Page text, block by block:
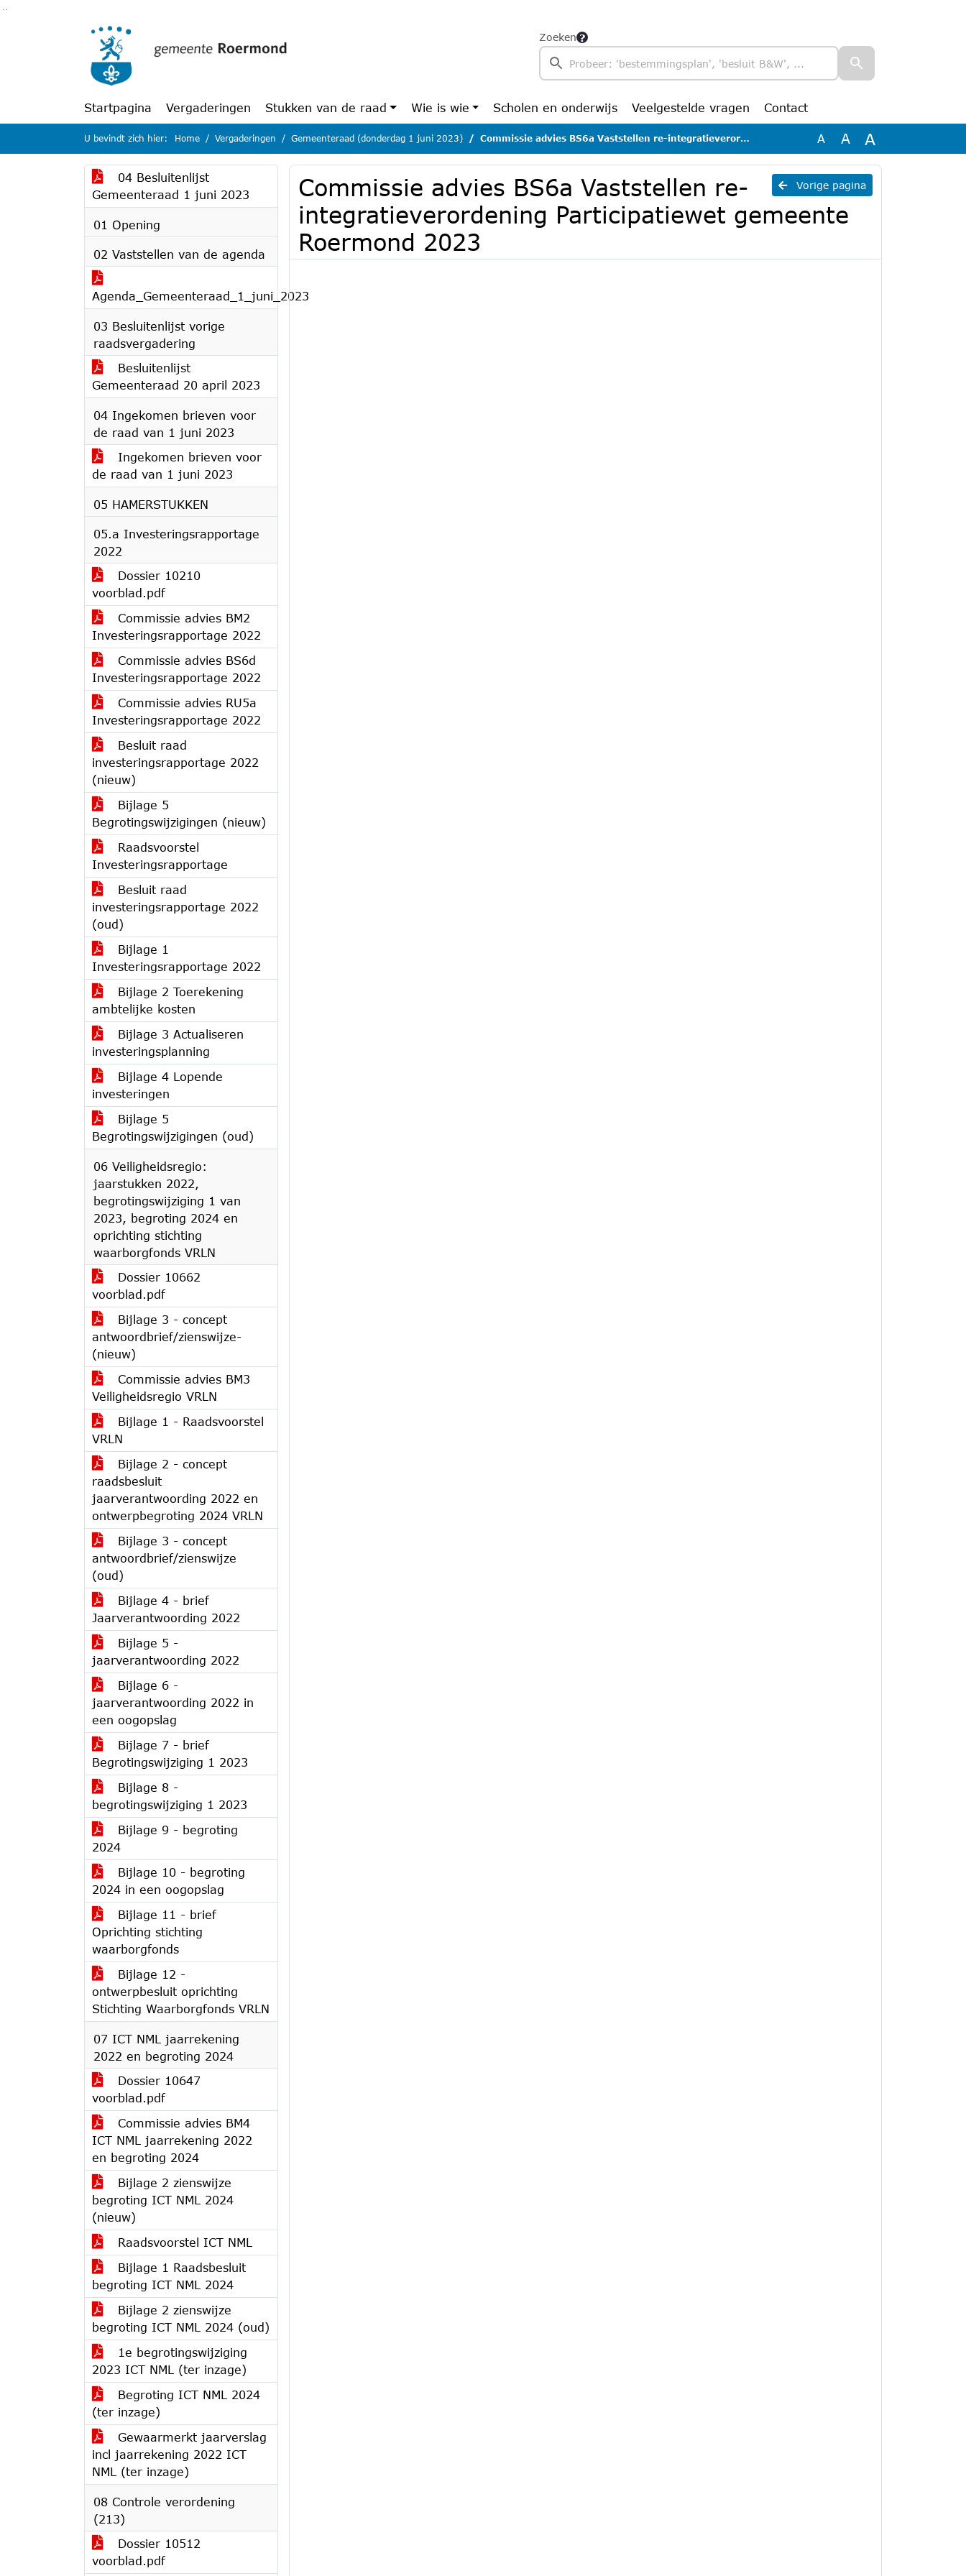
Zoeken
Startpagina Vergaderingen Stukken van de raad Wie is wie Scholen en onderwijs Veelgestelde vragen Contact
U bevindt zich hier: Home Vergaderingen Gemeenteraad (donderdag 1 juni 2023) Commissie advies BS6a Vaststellen re-integratieverordening Participatiewet gemeente Roermond 2023 A A A
04 Besluitenlijst
Gemeenteraad 1 juni 2023
01 Opening
02 Vaststellen van de agenda
Agenda_Gemeenteraad_1_juni_2023
03 Besluitenlijst vorige
raadsvergadering
Besluitenlijst
Gemeenteraad 20 april 2023
04 Ingekomen brieven voor
de raad van 1 juni 2023
Ingekomen brieven voor
de raad van 1 juni 2023
05 HAMERSTUKKEN
05.a Investeringsrapportage
2022
Dossier 10210
voorblad.pdf
Commissie advies BM2
Investeringsrapportage 2022
Commissie advies BS6d
Investeringsrapportage 2022
Commissie advies RU5a
Investeringsrapportage 2022
Besluit raad
investeringsrapportage 2022
(nieuw)
Bijlage 5
Begrotingswijzigingen (nieuw)
Raadsvoorstel
Investeringsrapportage
Besluit raad
investeringsrapportage 2022
(oud)
Bijlage 1
Investeringsrapportage 2022
Bijlage 2 Toerekening
ambtelijke kosten
Bijlage 3 Actualiseren
investeringsplanning
Bijlage 4 Lopende
investeringen
Bijlage 5
Begrotingswijzigingen (oud)
06 Veiligheidsregio:
jaarstukken 2022,
begrotingswijziging 1 van
2023, begroting 2024 en
oprichting stichting
waarborgfonds VRLN
Dossier 10662
voorblad.pdf
Bijlage 3 - concept
antwoordbrief/zienswijze-
(nieuw)
Commissie advies BM3
Veiligheidsregio VRLN
Bijlage 1 - Raadsvoorstel
VRLN
Bijlage 2 - concept
raadsbesluit
jaarverantwoording 2022 en
ontwerpbegroting 2024 VRLN
Bijlage 3 - concept
antwoordbrief/zienswijze
(oud)
Bijlage 4 - brief
Jaarverantwoording 2022
Bijlage 5 -
jaarverantwoording 2022
Bijlage 6 -
jaarverantwoording 2022 in
een oogopslag
Bijlage 7 - brief
Begrotingswijziging 1 2023
Bijlage 8 -
begrotingswijziging 1 2023
Bijlage 9 - begroting
2024
Bijlage 10 - begroting
2024 in een oogopslag
Bijlage 11 - brief
Oprichting stichting
waarborgfonds
Bijlage 12 -
ontwerpbesluit oprichting
Stichting Waarborgfonds VRLN
07 ICT NML jaarrekening
2022 en begroting 2024
Dossier 10647
voorblad.pdf
Commissie advies BM4
ICT NML jaarrekening 2022
en begroting 2024
Bijlage 2 zienswijze
begroting ICT NML 2024
(nieuw)
Raadsvoorstel ICT NML
Bijlage 1 Raadsbesluit
begroting ICT NML 2024
Bijlage 2 zienswijze
begroting ICT NML 2024 (oud)
1e begrotingswijziging
2023 ICT NML (ter inzage)
Begroting ICT NML 2024
(ter inzage)
Gewaarmerkt jaarverslag
incl jaarrekening 2022 ICT
NML (ter inzage)
08 Controle verordening
(213)
Dossier 10512
voorblad.pdf
Vorige pagina
Commissie advies BS6a Vaststellen re-
integratieverordening Participatiewet gemeente
Roermond 2023